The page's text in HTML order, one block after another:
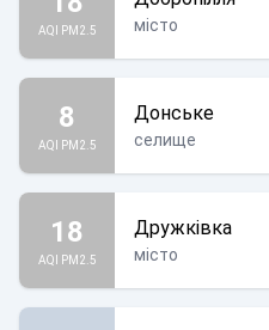
AQI PM2.5 місто
8
AQI PM2.5
Донське
селище
18
AQI PM2.5
Дружківка
місто